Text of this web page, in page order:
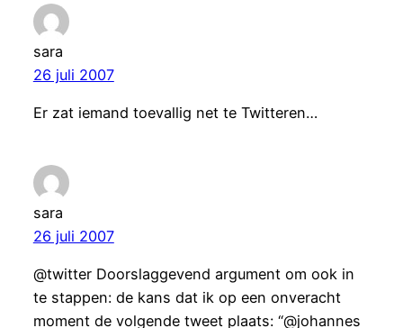
sara
26 juli 2007
Er zat iemand toevallig net te Twitteren…
sara
26 juli 2007
@twitter Doorslaggevend argument om ook in
te stappen: de kans dat ik op een onveracht
moment de volgende tweet plaats: “@johannes